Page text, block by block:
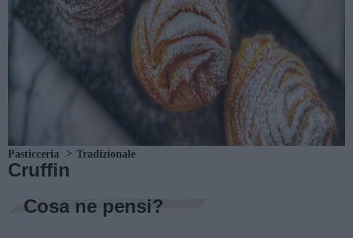
Pasticceria Tradizionale
Cruffin
Cosa ne pensi?